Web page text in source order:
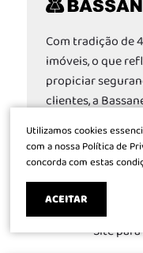
Com tradição de
imóveis, o que
propiciar
clientes, a
CRECI 592
Site
Utilizamos cookies
com a nossa Política de
concorda com estas
ACEITAR